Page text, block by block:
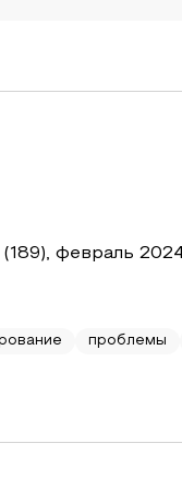
февраль
проблемы